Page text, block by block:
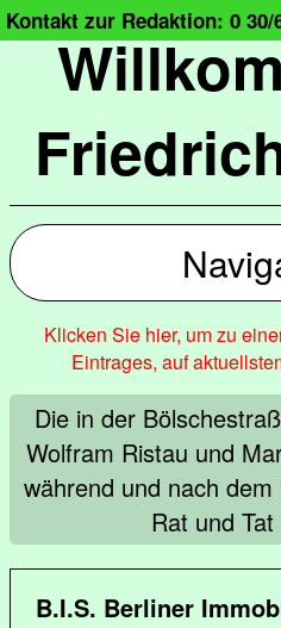
Kontakt zur Redaktion: 0 30/
Klicken Sie hier, um zu
Eintrages, auf
Die in der
Wolfram Ristau und
während und nach
Rat und
B.I.S. Berliner